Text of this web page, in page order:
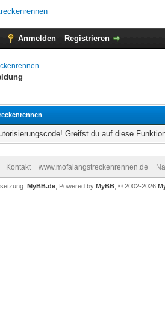
Anmelden Registrieren
Greifst du auf diese
Kontakt www.mofalangstreckenrennen.de
MyBB.de, Powered by MyBB, © 2002-2026